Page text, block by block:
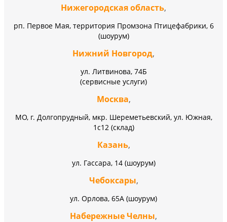
Нижегородская область,
рп. Первое Мая, территория Промзона Птицефабрики, 6
(шоурум)
Нижний Новгород,
ул. Литвинова, 74Б
(сервисные услуги)
Москва,
МО, г. Долгопрудный, мкр. Шереметьевский, ул. Южная,
1с12 (склад)
Казань,
ул. Гассара, 14 (шоурум)
Чебоксары,
ул. Орлова, 65А (шоурум)
Набережные Челны,